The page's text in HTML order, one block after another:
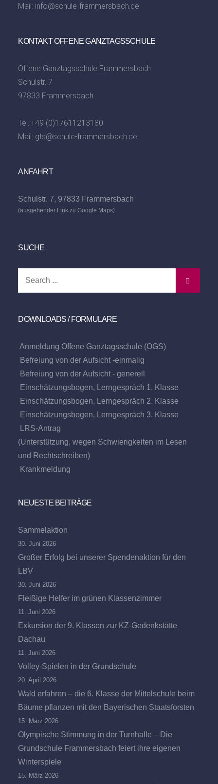
Mail: info@schule-frammersbach.de
KONTAKT OFFENE GANZTAGSSCHULE
Offene Ganztagsschule Frammersbach
Schulstr. 7
97833 Frammersbach
Tel.:+49 (0)17611213180
Mail: gts@schule-frammersbach.de
ANFAHRT
Schulstr. 7, 97833 Frammersbach
(ausgehender Link zu Google Maps)
SUCHE
DOWNLOADS / FORMULARE
Anmeldung Offene Ganztagsschule (OGS)
Befreiung von der Aufsicht -einmalig
Befreiung von der Aufsicht - generell
Einschätzungsbogen, Lerngespräch 1. Klasse
Einschätzungsbogen, Lerngespräch 2. Klasse
Einschätzungsbogen, Lerngespräch 3. Klasse
LRS-Antrag
(Unterstützung, wegen Schwierigkeiten im Lesen
und Rechtschreiben)
Krankmeldung
NEUESTE BEITRÄGE
Sammelaktion
30. Juni 2026
Großer Erfolg bei unserer Spendenaktion für den
LBV
30. Juni 2026
Fleißige Helfer im grünen Klassenzimmer
11. Juni 2026
Exkursion der 9. Klassen zur KZ-Gedenkstätte
Dachau
11. Juni 2026
Volley-Spielen in der Grundschule
20. April 2026
Wald erfahren – die 6. Klasse der Mittelschule beim
Bäume pflanzen mit den Bayerischen Staatsforsten
15. März 2026
Olympische Stimmung in der Turnhalle – Die
Grundschule Frammersbach feiert ihre eigenen
Winterspiele
15. März 2026